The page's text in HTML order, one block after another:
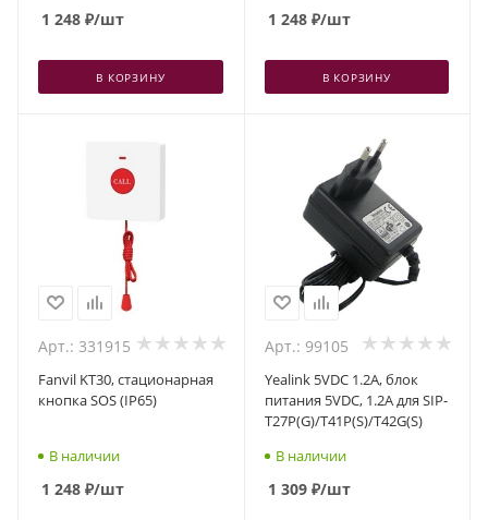
1 248 ₽/шт
В КОРЗИНУ
1 248₽/шт
В КОРЗИНУ
Арт.: 331915
Fanvil KT30, стационарная
кнопка SOS (IP65)
В наличии
1 248 ₽/шт
Арт.: 99105
Yealink 5VDC 1.2A, блок
питания 5VDC, 1.2A для SIP-
T27P(G)/T41P(S)/T42G(S)
В наличии
1 309₽/шт